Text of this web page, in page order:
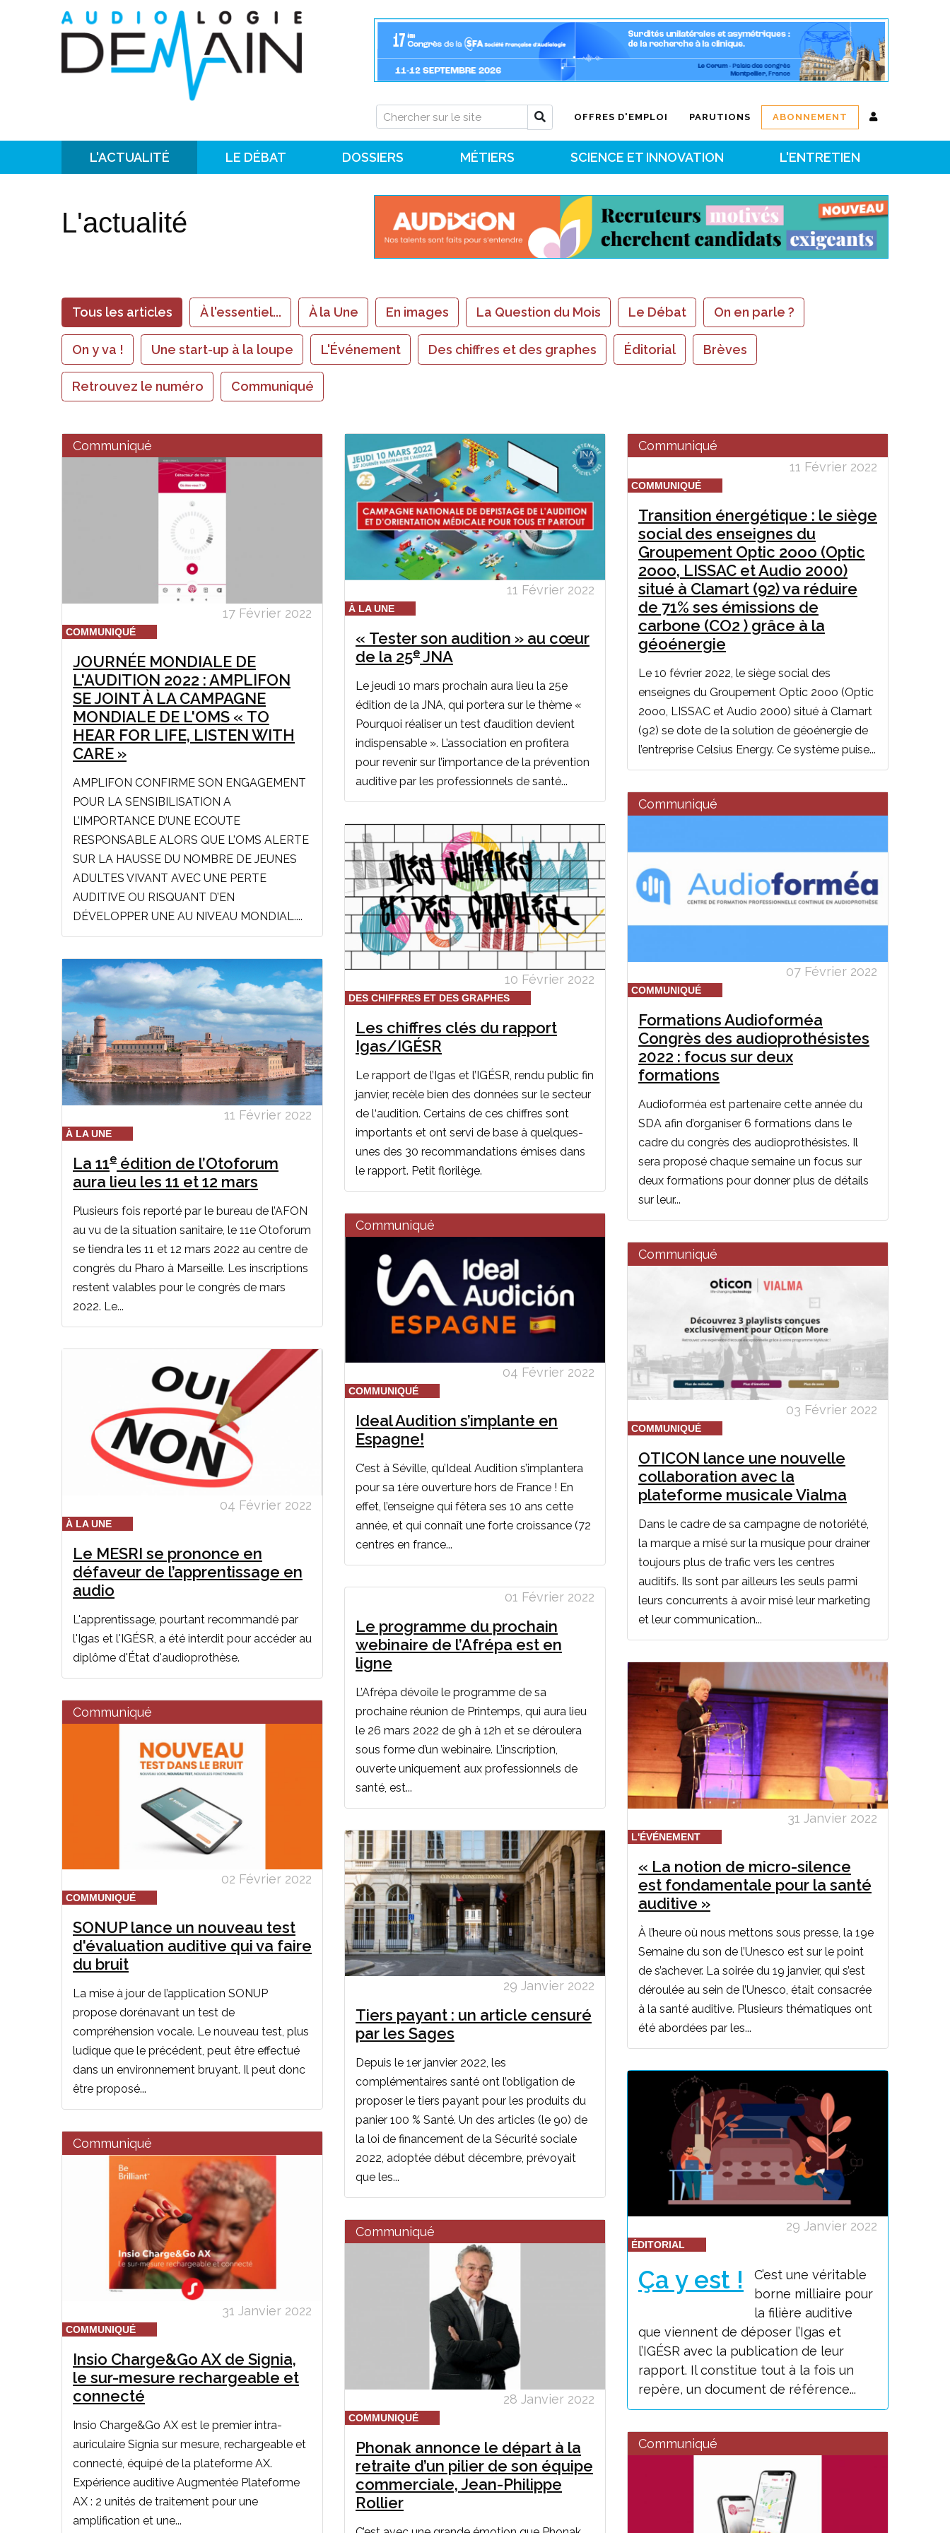
OFFRES D'EMPLOI PARUTIONS ABONNEMENT
L'ACTUALITÉ LE DÉBAT DOSSIERS MÉTIERS SCIENCE ET INNOVATION L'ENTRETIEN
L'actualité
Tous les articles À l'essentiel... À la Une En images La Question du Mois Le Débat On en parle ?
On y va ! Une start-up à la loupe L'Événement Des chiffres et des graphes Éditorial Brèves
Retrouvez le numéro Communiqué
Communiqué
17 Février 2022
COMMUNIQUÉ
JOURNÉE MONDIALE DE
L'AUDITION 2022 : AMPLIFON
SE JOINT À LA CAMPAGNE
MONDIALE DE L'OMS « TO
HEAR FOR LIFE, LISTEN WITH
CARE »
AMPLIFON CONFIRME SON ENGAGEMENT
POUR LA SENSIBILISATION A
L’IMPORTANCE D’UNE ECOUTE
RESPONSABLE ALORS QUE L'OMS ALERTE
SUR LA HAUSSE DU NOMBRE DE JEUNES
ADULTES VIVANT AVEC UNE PERTE
AUDITIVE OU RISQUANT D’EN
DÉVELOPPER UNE AU NIVEAU MONDIAL....
11 Février 2022
À LA UNE
La 11e édition de l’Otoforum
aura lieu les 11 et 12 mars
Plusieurs fois reporté par le bureau de l’AFON
au vu de la situation sanitaire, le 11e Otoforum
se tiendra les 11 et 12 mars 2022 au centre de
congrès du Pharo à Marseille. Les inscriptions
restent valables pour le congrès de mars
2022. Le...
04 Février 2022
À LA UNE
Le MESRI se prononce en
défaveur de l’apprentissage en
audio
L'apprentissage, pourtant recommandé par
l'Igas et l'IGÉSR, a été interdit pour accéder au
diplôme d'État d'audioprothèse.
Communiqué
02 Février 2022
COMMUNIQUÉ
SONUP lance un nouveau test
d'évaluation auditive qui va faire
du bruit
La mise à jour de l’application SONUP
propose dorénavant un test de
compréhension vocale. Le nouveau test, plus
ludique que le précédent, peut être effectué
dans un environnement bruyant. Il peut donc
être proposé...
Communiqué
31 Janvier 2022
COMMUNIQUÉ
Insio Charge&Go AX de Signia,
le sur-mesure rechargeable et
connecté
Insio Charge&Go AX est le premier intra-
auriculaire Signia sur mesure, rechargeable et
connecté, équipé de la plateforme AX.
Expérience auditive Augmentée Plateforme
AX : 2 unités de traitement pour une
amplification et une...
11 Février 2022
À LA UNE
« Tester son audition » au cœur
de la 25e JNA
Le jeudi 10 mars prochain aura lieu la 25e
édition de la JNA, qui portera sur le thème «
Pourquoi réaliser un test d’audition devient
indispensable ». L’association en profitera
pour revenir sur l’importance de la prévention
auditive par les professionnels de santé...
10 Février 2022
DES CHIFFRES ET DES GRAPHES
Les chiffres clés du rapport
Igas/IGÉSR
Le rapport de l’Igas et l’IGÉSR, rendu public fin
janvier, recèle bien des données sur le secteur
de l‘audition. Certains de ces chiffres sont
importants et ont servi de base à quelques-
unes des 30 recommandations émises dans
le rapport. Petit florilège.
Communiqué
04 Février 2022
COMMUNIQUÉ
Ideal Audition s’implante en
Espagne!
C’est à Séville, qu’Ideal Audition s’implantera
pour sa 1ère ouverture hors de France ! En
effet, l’enseigne qui fêtera ses 10 ans cette
année, et qui connaît une forte croissance (72
centres en france...
01 Février 2022
Le programme du prochain
webinaire de l’Afrépa est en
ligne
L’Afrépa dévoile le programme de sa
prochaine réunion de Printemps, qui aura lieu
le 26 mars 2022 de 9h à 12h et se déroulera
sous forme d’un webinaire. L’inscription,
ouverte uniquement aux professionnels de
santé, est...
29 Janvier 2022
Tiers payant : un article censuré
par les Sages
Depuis le 1er janvier 2022, les
complémentaires santé ont l’obligation de
proposer le tiers payant pour les produits du
panier 100 % Santé. Un des articles (le 90) de
la loi de financement de la Sécurité sociale
2022, adoptée début décembre, prévoyait
que les...
Communiqué
28 Janvier 2022
COMMUNIQUÉ
Phonak annonce le départ à la
retraite d’un pilier de son équipe
commerciale, Jean-Philippe
Rollier
Communiqué
11 Février 2022
COMMUNIQUÉ
Transition énergétique : le siège
social des enseignes du
Groupement Optic 2ooo (Optic
2ooo, LISSAC et Audio 2000)
situé à Clamart (92) va réduire
de 71% ses émissions de
carbone (CO2 ) grâce à la
géoénergie
Le 10 février 2022, le siège social des
enseignes du Groupement Optic 2ooo (Optic
2ooo, LISSAC et Audio 2000) situé à Clamart
(92) se dote de la solution de géoénergie de
l’entreprise Celsius Energy. Ce système puise...
Communiqué
07 Février 2022
COMMUNIQUÉ
Formations Audioforméa
Congrès des audioprothésistes
2022 : focus sur deux
formations
Audioforméa est partenaire cette année du
SDA afin d’organiser 6 formations dans le
cadre du congrès des audioprothésistes. Il
sera proposé chaque semaine un focus sur
deux formations pour donner plus de détails
sur leur...
Communiqué
03 Février 2022
COMMUNIQUÉ
OTICON lance une nouvelle
collaboration avec la
plateforme musicale Vialma
Dans le cadre de sa campagne de notoriété,
la marque a misé sur la musique pour drainer
toujours plus de trafic vers les centres
auditifs. Ils sont par ailleurs les seuls parmi
leurs concurrents à avoir misé leur marketing
et leur communication...
31 Janvier 2022
L'ÉVÉNEMENT
« La notion de micro-silence
est fondamentale pour la santé
auditive »
À l’heure où nous mettons sous presse, la 19e
Semaine du son de l’Unesco est sur le point
de s’achever. La soirée du 19 janvier, qui s’est
déroulée au sein de l’Unesco, était consacrée
à la santé auditive. Plusieurs thématiques ont
été abordées par les...
29 Janvier 2022
ÉDITORIAL
Ça y est !
C’est une véritable
borne milliaire pour
la filière auditive
que viennent de déposer l’Igas et
l’IGÉSR avec la publication de leur
rapport. Il constitue tout à la fois un
repère, un document de référence...
Communiqué